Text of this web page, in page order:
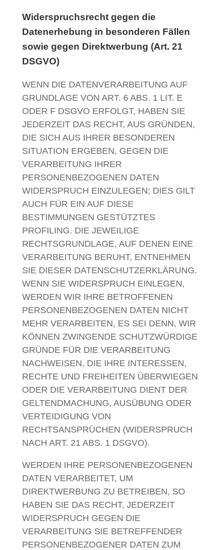
Widerspruchsrecht gegen die
Datenerhebung in besonderen Fällen
sowie gegen Direktwerbung (Art. 21
DSGVO)
WENN DIE DATENVERARBEITUNG AUF
GRUNDLAGE VON ART. 6 ABS. 1 LIT. E
ODER F DSGVO ERFOLGT, HABEN SIE
JEDERZEIT DAS RECHT, AUS GRÜNDEN,
DIE SICH AUS IHRER BESONDEREN
SITUATION ERGEBEN, GEGEN DIE
VERARBEITUNG IHRER
PERSONENBEZOGENEN DATEN
WIDERSPRUCH EINZULEGEN; DIES GILT
AUCH FÜR EIN AUF DIESE
BESTIMMUNGEN GESTÜTZTES
PROFILING. DIE JEWEILIGE
RECHTSGRUNDLAGE, AUF DENEN EINE
VERARBEITUNG BERUHT, ENTNEHMEN
SIE DIESER DATENSCHUTZERKLÄRUNG.
WENN SIE WIDERSPRUCH EINLEGEN,
WERDEN WIR IHRE BETROFFENEN
PERSONENBEZOGENEN DATEN NICHT
MEHR VERARBEITEN, ES SEI DENN, WIR
KÖNNEN ZWINGENDE SCHUTZWÜRDIGE
GRÜNDE FÜR DIE VERARBEITUNG
NACHWEISEN, DIE IHRE INTERESSEN,
RECHTE UND FREIHEITEN ÜBERWIEGEN
ODER DIE VERARBEITUNG DIENT DER
GELTENDMACHUNG, AUSÜBUNG ODER
VERTEIDIGUNG VON
RECHTSANSPRÜCHEN (WIDERSPRUCH
NACH ART. 21 ABS. 1 DSGVO).
WERDEN IHRE PERSONENBEZOGENEN
DATEN VERARBEITET, UM
DIREKTWERBUNG ZU BETREIBEN, SO
HABEN SIE DAS RECHT, JEDERZEIT
WIDERSPRUCH GEGEN DIE
VERARBEITUNG SIE BETREFFENDER
PERSONENBEZOGENER DATEN ZUM